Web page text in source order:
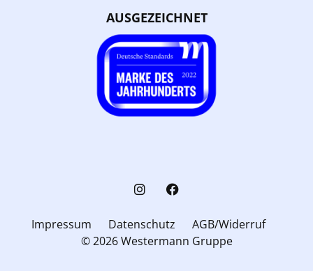
AUSGEZEICHNET
Impressum Datenschutz
AGB/Widerruf
© 2026 Westermann Gruppe